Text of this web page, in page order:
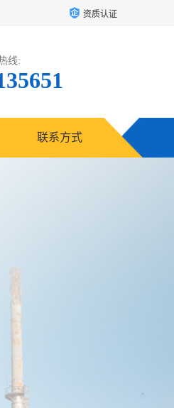
资质认证
线:
联系方式